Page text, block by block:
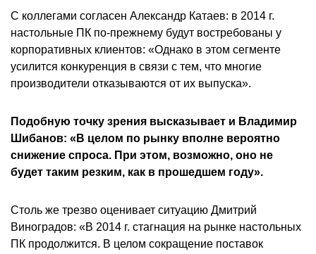
С коллегами согласен Александр Катаев: в 2014 г.
настольные ПК по-прежнему будут востребованы у
корпоративных клиентов: «Однако в этом сегменте
усилится конкуренция в связи с тем, что многие
производители отказываются от их выпуска».
Подобную точку зрения высказывает и Владимир
Шибанов: «В целом по рынку вполне вероятно
снижение спроса. При этом, возможно, оно не
будет таким резким, как в прошедшем году».
Столь же трезво оценивает ситуацию Дмитрий
Виноградов: «В 2014 г. стагнация на рынке настольных
ПК продолжится. В целом сокращение поставок